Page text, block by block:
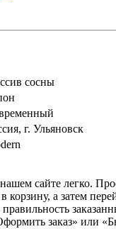
сосны
г. Ульяновск
сайте легко.
корзину, а затем
заказ» или